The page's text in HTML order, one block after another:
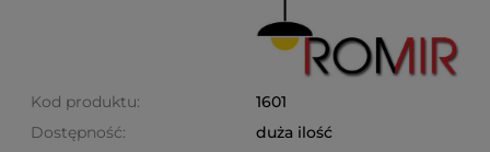
Kod produktu:
1601
Dostępność:
duża ilość